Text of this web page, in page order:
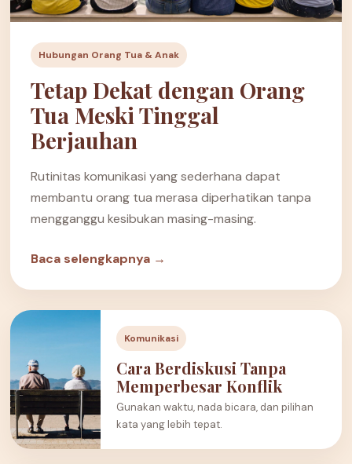
Hubungan Orang Tua & Anak
Tetap Dekat dengan Orang
Tua Meski Tinggal
Berjauhan
Rutinitas komunikasi yang sederhana dapat
membantu orang tua merasa diperhatikan tanpa
mengganggu kesibukan masing-masing.
Baca selengkapnya →
Komunikasi
Cara Berdiskusi Tanpa
Memperbesar Konflik
Gunakan waktu, nada bicara, dan pilihan
kata yang lebih tepat.